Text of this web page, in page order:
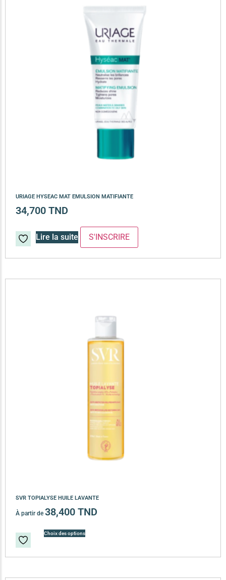
SVR TOPIALYSE HUILE LAVANTE
À partir de 38,400 TND
Choix des options
URIAGE HYSEAC MAT EMULSION MATIFIANTE
34,700 TND
Lire la suite